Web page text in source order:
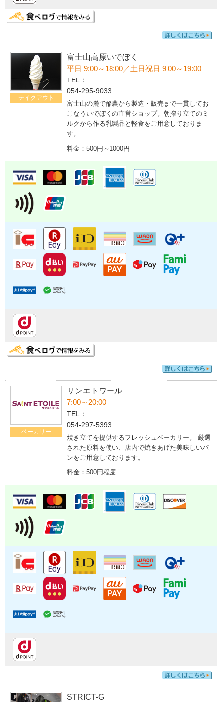
テイクアウト
富士山高原いでぼく
平日 9:00～18:00／土日祝日 9:00～19:00
TEL：
054-295-9033
富士山の麓で酪農から製造・販売まで一貫してお
こなういでぼくの直営ショップ。朝搾り立てのミ
ルクから作る乳製品と軽食をご用意しておりま
す。
料金：500円～1000円
ベーカリー
サンエトワール
7:00～20:00
TEL：
054-297-5393
焼き立てを提供するフレッシュベーカリー。 厳選
された原料を使い、店内で焼きあげた美味しいパ
ンをご用意しております。
料金：500円程度
STRICT-G